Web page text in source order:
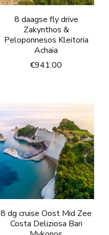
8 daagse fly drive
Zakynthos &
Peloponnesos Kleitoria
Achaia
€941.00
8 dg cruise Oost Mid Zee
Costa Deliziosa Bari